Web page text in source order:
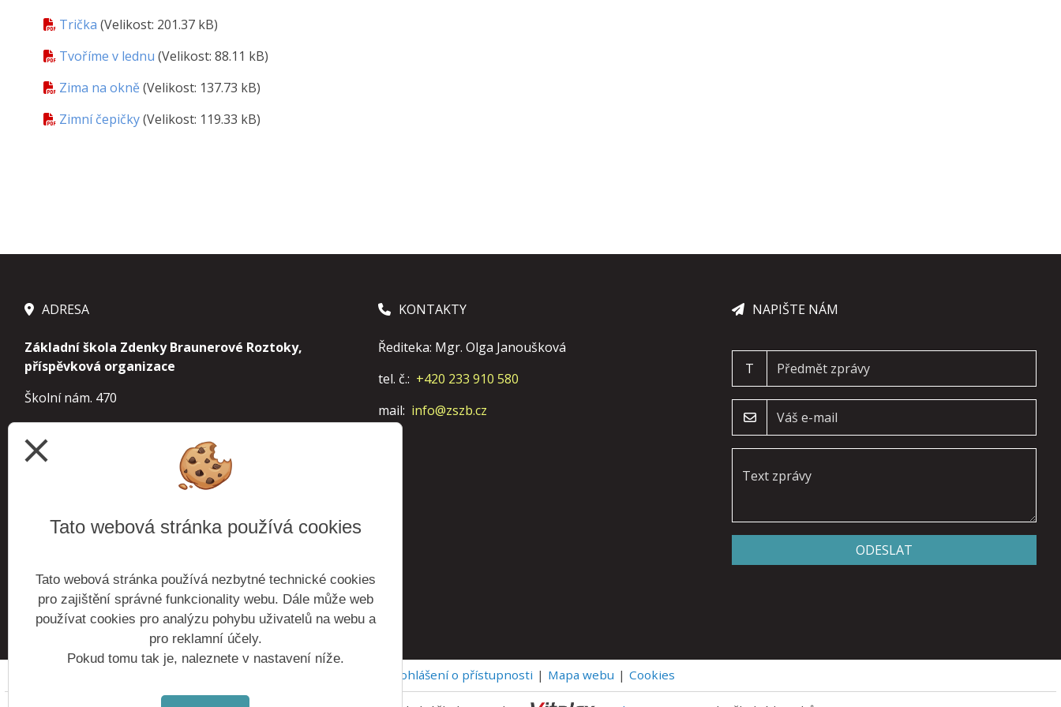
Trička (Velikost: 201.37 kB)
Tvoříme v lednu (Velikost: 88.11 kB)
Zima na okně(Velikost: 137.73 kB)
Zimní čepičky(Velikost: 119.33 kB)
ADRESA
Základní škola Zdenky Braunerové Roztoky,
příspěvková organizace
Školní nám. 470
IČ 70854963
IZO 000 241 610 základní škola
113 900 155školní družina
budova Roztoky Školní nám. 470, 252 63 Roztoky
budova Žalov
Zaorálkova 1300, 252 63 Roztoky
budova Cihelna Kantorova 2485, 252 63 Roztoky
KONTAKTY
Řediteka: Mgr. Olga Janoušková
tel. č.: +420 233 910 580
mail: info@zszb.cz
NAPIŠTE NÁM
T
ODESLAT
Prohlášení o přístupnosti Mapa webu Cookies
close
Tato webová stránka používá cookies
Tato webová stránka používá nezbytné technické cookies
pro zajištění správné funkcionality webu. Dále může web
používat cookies pro analýzu pohybu uživatelů na webu a
pro reklamní účely.
Pokud tomu tak je, naleznete v nastavení níže.